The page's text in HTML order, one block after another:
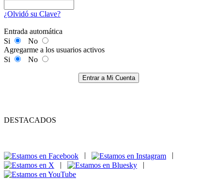
¿Olvidó su Clave?
Entrada automática
Si
No
Agregarme a los usuarios activos
Si
No
Entrar a Mi Cuenta
DESTACADOS
|
|